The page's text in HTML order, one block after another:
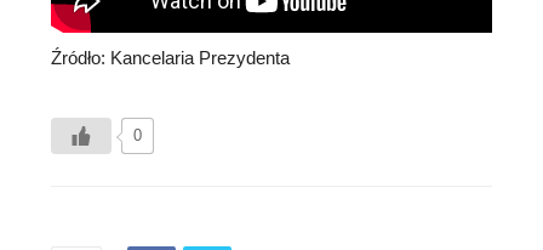
Źródło: Kancelaria Prezydenta
0